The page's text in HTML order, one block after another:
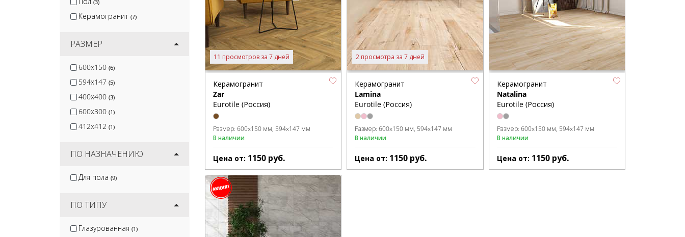
Евро-Керамика
(3)
Керамогранит (7)
РАЗМЕР
600x150 (6)
594x147 (5)
400x400 (3)
600x300 (1)
412x412 (1)
ПО НАЗНАЧЕНИЮ
Для пола (9)
ПО ТИПУ
Глазурованная (1)
11 просмотров за 7 дней
Керамогранит
Zar
Eurotile (Россия)
Размер: 600x150 мм 594x147 мм
В наличии
Цена от: 1150 руб.
2 просмотра за 7 дней
Керамогранит
Lamina
Eurotile (Россия)
Размер:600x150 мм 594x147 мм
В наличии
Цена от: 1150 руб.
Керамогранит
Natalina
Eurotile (Россия)
Размер: 600x150 мм 594x147 мм
В наличии
Цена от: 1150 руб.